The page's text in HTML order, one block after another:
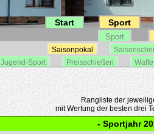
Start Sport
Sport
Saisonpokal
Jugend-Sport
Preisschießen
Rangliste der
mit Wertung der besten drei
- Sportjahr